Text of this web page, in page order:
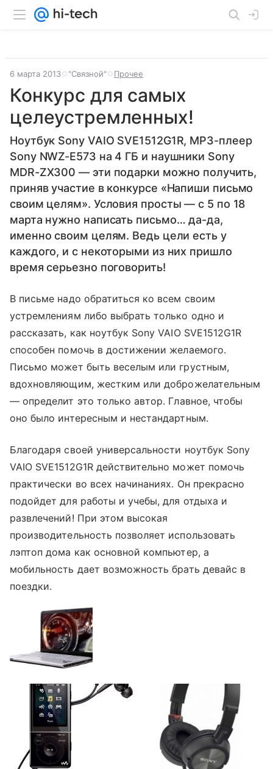
6 марта 2013 "Связной" Прочее
Конкурс для самых
целеустремленных!
Ноутбук Sony VAIO SVE1512G1R, MP3-плеер
Sony NWZ-E573 на 4 ГБ и наушники Sony
MDR-ZX300 — эти подарки можно получить,
приняв участие в конкурсе «Напиши письмо
своим целям». Условия просты — с 5 по 18
марта нужно написать письмо… да-да,
именно своим целям. Ведь цели есть у
каждого, и с некоторыми из них пришло
время серьезно поговорить!
В письме надо обратиться ко всем своим
устремлениям либо выбрать только одно и
рассказать, как ноутбук Sony VAIO SVE1512G1R
способен помочь в достижении желаемого.
Письмо может быть веселым или грустным,
вдохновляющим, жестким или доброжелательным
— определит это только автор. Главное, чтобы
оно было интересным и нестандартным.
Благодаря своей универсальности ноутбук Sony
VAIO SVE1512G1R действительно может помочь
практически во всех начинаниях. Он прекрасно
подойдет для работы и учебы, для отдыха и
развлечений! При этом высокая
производительность позволяет использовать
лэптоп дома как основной компьютер, а
мобильность дает возможность брать девайс в
поездки.